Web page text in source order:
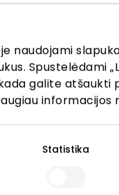
naudojami
Spustelėdami
galite
informacijos
Statistika